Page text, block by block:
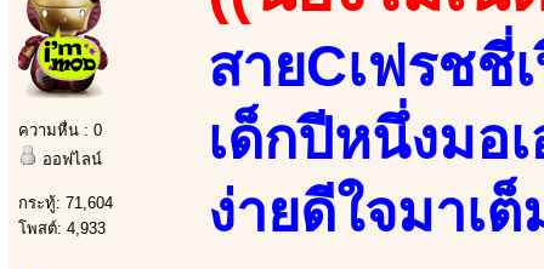
ความหื่น : 0
ออฟไลน์
กระทู้: 71,604
โพสต์: 4,933
สายCเฟรชชี่
เด็กปีหนึ่งมอ
ง่ายดีใจมาเ